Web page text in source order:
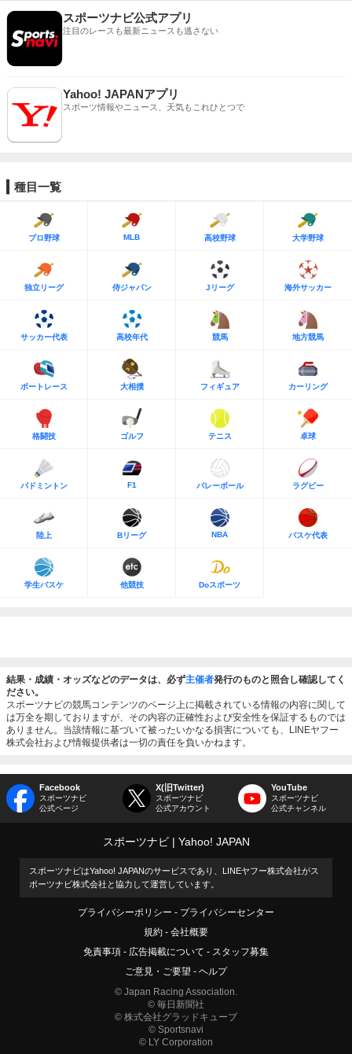
スポーツナビ公式アプリ
注目のレースも最新ニュースも逃さない
Yahoo! JAPANアプリ
スポーツ情報やニュース、天気もこれひとつで
種目一覧
プロ野球 MLB 高校野球 大学野球
独立リーグ 侍ジャパン Jリーグ 海外サッカー
サッカー代表 高校年代 競馬 地方競馬
ボートレース 大相撲 フィギュア カーリング
格闘技 ゴルフ テニス 卓球
バドミントン F1 バレーボール ラグビー
陸上 Bリーグ NBA バスケ代表
学生バスケ 他競技 Doスポーツ
結果・成績・オッズなどのデータは、必ず主催者発行のものと照合し確認してく
ださい。
スポーツナビの競馬コンテンツのページ上に掲載されている情報の内容に関して
は万全を期しておりますが、その内容の正確性および安全性を保証するものでは
ありません。当該情報に基づいて被ったいかなる損害についても、LINEヤフー
株式会社および情報提供者は一切の責任を負いかねます。
Facebook
スポーツナビ
公式ページ
X(旧Twitter)
スポーツナビ
公式アカウント
YouTube
スポーツナビ
公式チャンネル
スポーツナビ Yahoo! JAPAN
スポーツナビはYahoo! JAPANのサービスであり、LINEヤフー株式会社がス
ポーツナビ株式会社と協力して運営しています。
プライバシーポリシー
プライバシーセンター
規約
会社概要
免責事項
広告掲載について
スタッフ募集
ご意見・ご要望
ヘルプ
© Japan Racing Association.
© 毎日新聞社
© 株式会社グラッドキューブ
© Sportsnavi
© LY Corporation